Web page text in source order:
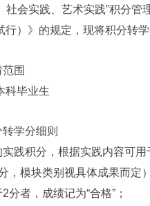
社会实践、艺术实践”积分
行）》的规定，现将积分转
围
毕业生
学分细则
积分，根据实践内容可用
，模块类别视具体成果而定
者，成绩记为“合格”；